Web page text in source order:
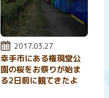
投稿日:
2017.03.27
幸手市にある権現堂公
園の桜をお祭りが始ま
る2日前に観てきたよ